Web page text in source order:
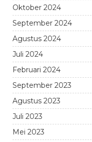
Oktober 2024
September 2024
Agustus 2024
Juli 2024
Februari 2024
September 2023
Agustus 2023
Juli 2023
Mei 2023